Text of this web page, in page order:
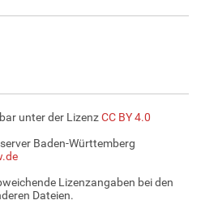
unter der LizenzCC BY 4.0
Baden-Württemberg
Lizenzangaben bei den
Dateien.